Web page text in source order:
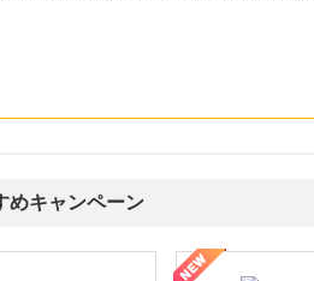
めキャンペーン
ーツケース・バッグ
デオドライブ】創業70年の信頼と高価